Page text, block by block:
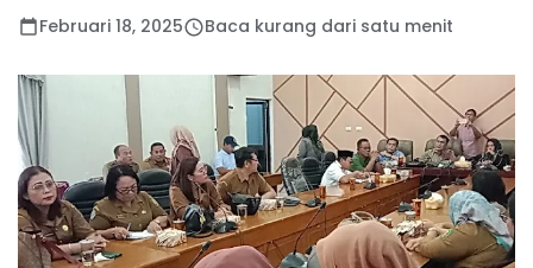
Februari 18, 2025 Baca kurang dari satu menit